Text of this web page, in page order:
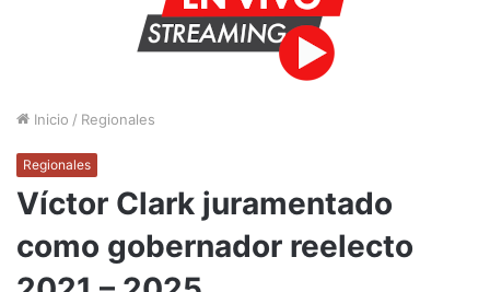
Inicio / Regionales
Regionales
Víctor Clark juramentado
como gobernador reelecto